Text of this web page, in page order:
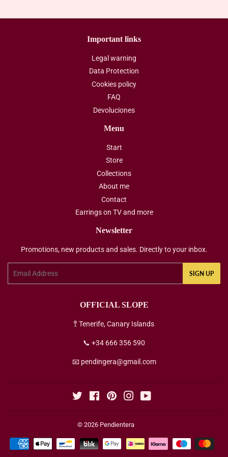
Important links
Legal warning
Data Protection
Cookies policy
FAQ
Devoluciones
Menu
Start
Store
Collections
About me
Contact
Earrings on TV and more
Newsletter
Promotions, new products and sales. Directly to your inbox.
SIGN UP
OFFICIAL SLOPE
🚏 Tenerife, Canary Islands
📞 +34 666 356 590
📧 pendingera@gmail.com
Twitter FacebookPinterestInstagram
© 2026 Pendientera
Payment